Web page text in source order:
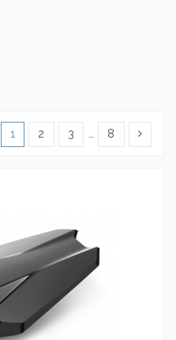
1 2 3 8